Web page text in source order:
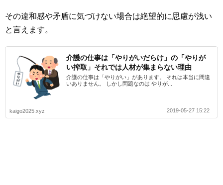
その違和感や矛盾に気づけない場合は絶望的に思慮が浅い
と言えます。
介護の仕事は「やりがいだらけ」の「やりが
い搾取」それでは人材が集まらない理由
介護の仕事は「やりがい」があります。 それは本当に間違
いありません。 しかし問題なのは やりが...
kaigo2025.xyz 2019-05-27 15:22